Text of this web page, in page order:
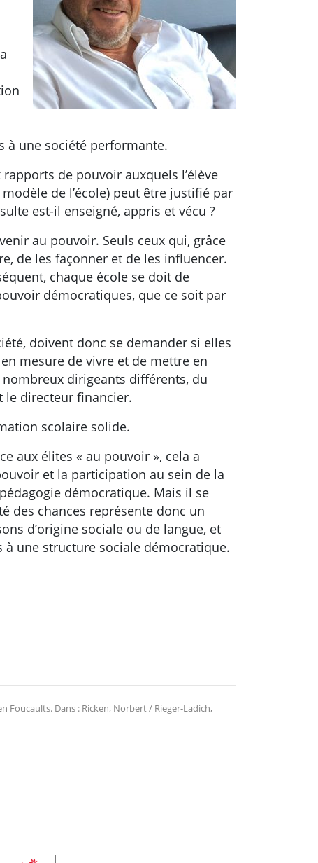
à une société performante.
de pouvoir auxquels l’élève
de l’école) peut être justifié par
est-il enseigné, appris et vécu ?
au pouvoir. Seuls ceux qui, grâce
de les façonner et de les influencer.
chaque école se doit de
démocratiques, que ce soit par
doivent donc se demander si elles
mesure de vivre et de mettre en
dirigeants différents, du
le directeur financier.
scolaire solide.
aux élites « au pouvoir », cela a
et la participation au sein de la
démocratique. Mais il se
des chances représente donc un
d’origine sociale ou de langue, et
une structure sociale démocratique.
Foucaults. Dans : Ricken, Norbert / Rieger-Ladich,